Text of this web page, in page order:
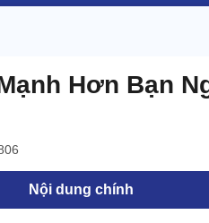
Hơn Bạn
Nội dung chính